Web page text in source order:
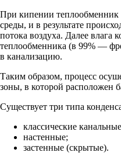
При кипении теплообменник
среды, и в результате
потока воздуха. Далее влага
теплообменника (в 99% —
в канализацию.
Таким образом, процесс
зоны, в которой расположен
Существует три типа
классические
настенные;
застенные (скрытые).